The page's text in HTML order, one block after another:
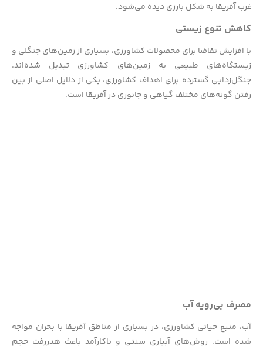
غرب آفریقا به شکل بارزی دیده می‌شود.
کاهش تنوع زیستی
با افزایش تقاضا برای محصولات کشاورزی، بسیاری از زمین‌های جنگلی و
زیستگاه‌های طبیعی به زمین‌های کشاورزی تبدیل شده‌اند.
جنگل‌زدایی گسترده برای اهداف کشاورزی، یکی از دلایل اصلی از بین
رفتن گونه‌های مختلف گیاهی و جانوری در آفریقا است.
مصرف بی‌رویه آب
آب، منبع حیاتی کشاورزی، در بسیاری از مناطق آفریقا با بحران مواجه
شده است. روش‌های آبیاری سنتی و ناکارآمد باعث هدررفت حجم